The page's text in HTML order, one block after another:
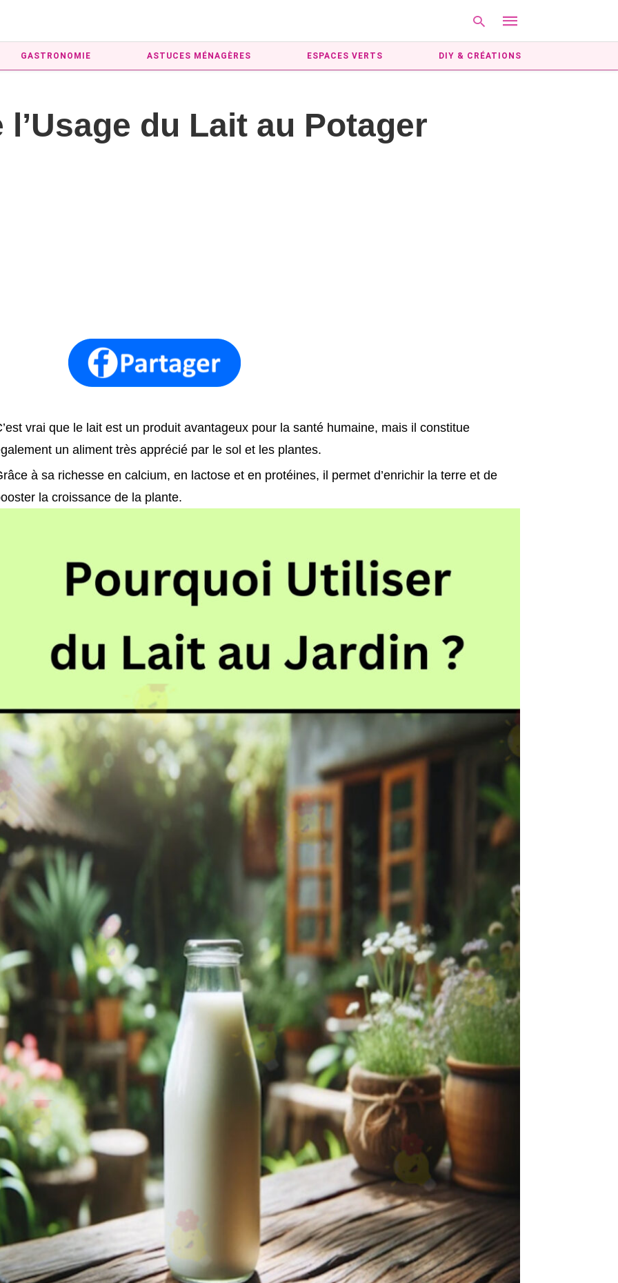
GASTRONOMIE ASTUCES MÉNAGÈRES ESPACES VERTS DIY & CRÉATIONS
du Lait au Potager
vrai que le lait est un produit avantageux pour la santé humaine, mais il constitue
un aliment très apprécié par le sol et les plantes.
à sa richesse en calcium, en lactose et en protéines, il permet d’enrichir la terre et de
la croissance de la plante.